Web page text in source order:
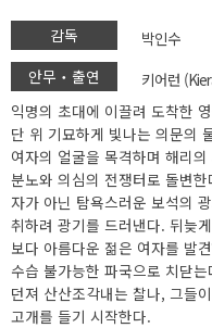
감독
박인수
안무‧출연
키어런
익명의 초대에 이끌려 도착한
단 위 기묘하게 빛나는 의문의
여자의 얼굴을 목격하며 해리
분노와 의심의 전쟁터로 돌변
자가 아닌 탐욕스러운 보석의
취하려 광기를 드러낸다. 뒤늦
보다 아름다운 젊은 여자를 발
수습 불가능한 파국으로 치닫
던져 산산조각내는 찰나, 그들
고개를 들기 시작한다.